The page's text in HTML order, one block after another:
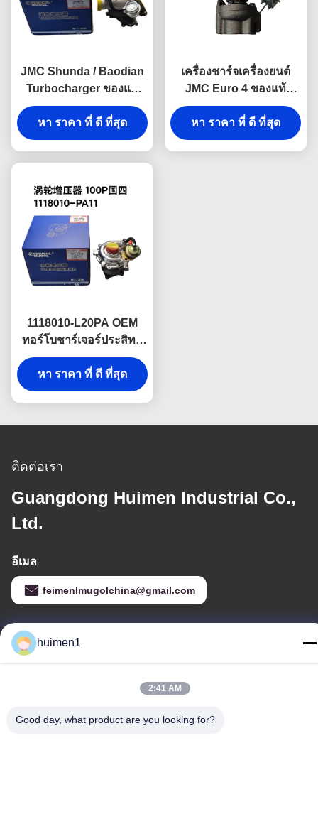
JMC Shunda / Baodian
Turbocharger ของแท้
DP1-6K682-BA ส่วน
ประกอบเครื่องยนต์ OEM
ที่มีประหยัด
หา ราคา ที่ ดี ที่สุด
เครื่องชาร์จเครื่องยนต์
JMC Euro 4 ของแท้
เครื่องชาร์จเครื่องยนต์
Premium BC1-6K682-
AA เครื่องชาร์จเครื่องยนต์
หา ราคา ที่ ดี ที่สุด
1118010-L20PA OEM
ทอร์โบชาร์เจอร์ประสิทธิ
ภาพสูงสําหรับเครื่องยนต์
ดีเซล Isuzu 100P & 600P
หน่วยนิยาม V ของจีน
ผลิตพลังงาน
หา ราคา ที่ ดี ที่สุด
ติดต่อเรา
Guangdong Huimen Industrial Co.,
Ltd.
อีเมล
feimenlmugolchina@gmail.com
ที่อยู่ของเรา
เลขที่ 1-3 ถนนสุ่ยหนิ่วผู่ หมู่บ้านหยงซิง เขตไป๋หยุน เมืองกวางโจว
huimen1
2:41 AM
Good day, what product are you looking for?